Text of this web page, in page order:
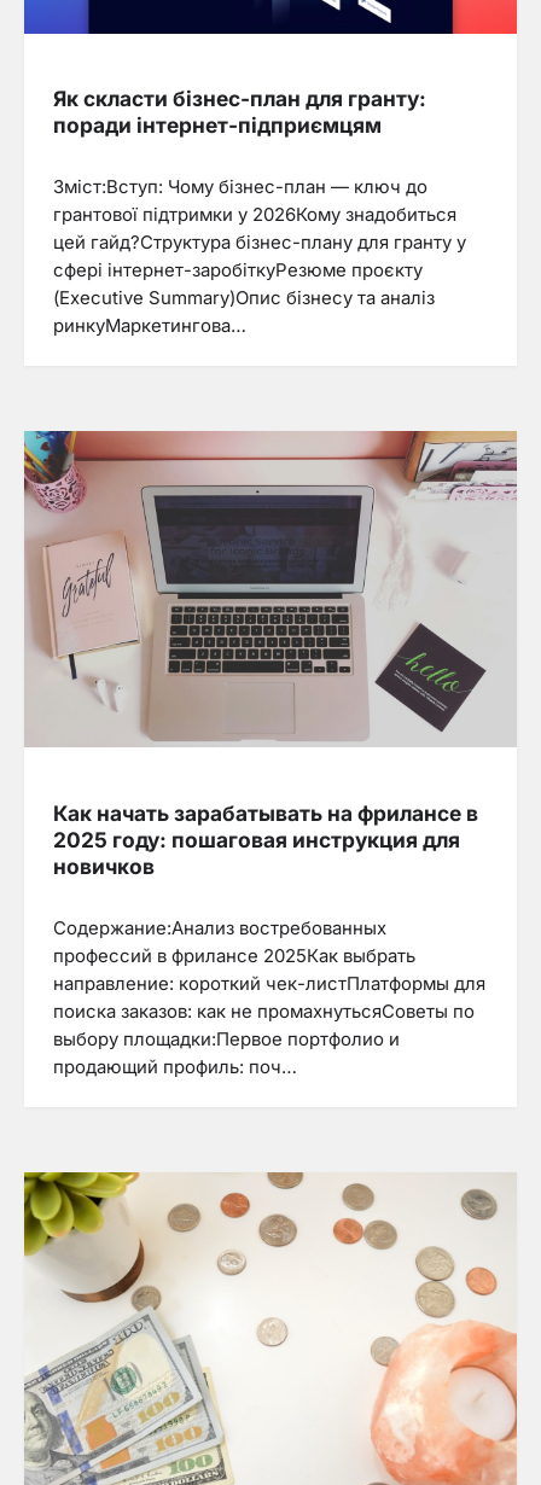
Як скласти бізнес-план для гранту:
поради інтернет-підприємцям
Зміст:Вступ: Чому бізнес-план — ключ до
грантової підтримки у 2026Кому знадобиться
цей гайд?Структура бізнес-плану для гранту у
сфері інтернет-заробіткуРезюме проєкту
(Executive Summary)Опис бізнесу та аналіз
ринкуМаркетингова…
Как начать зарабатывать на фрилансе в
2025 году: пошаговая инструкция для
новичков
Содержание:Анализ востребованных
профессий в фрилансе 2025Как выбрать
направление: короткий чек-листПлатформы для
поиска заказов: как не промахнутьсяСоветы по
выбору площадки:Первое портфолио и
продающий профиль: поч…